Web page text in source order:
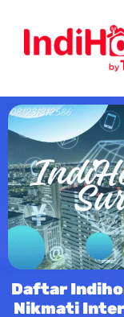
Daftar
Nikmati